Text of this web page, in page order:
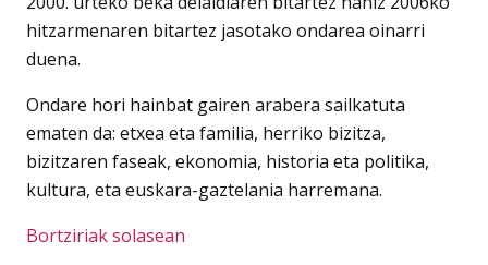
hitzarmenaren bitartez jasotako ondarea oinarri
duena.
Ondare hori hainbat gairen arabera sailkatuta
ematen da: etxea eta familia, herriko bizitza,
bizitzaren faseak, ekonomia, historia eta politika,
kultura, eta euskara-gaztelania harremana.
Bortziriak solasean